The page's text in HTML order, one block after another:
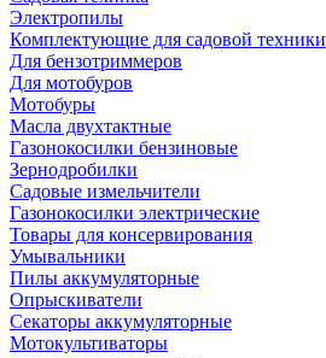
Электропилы
Комплектующие для садовой техники
Для бензотриммеров
Для мотобуров
Мотобуры
Масла двухтактные
Газонокосилки бензиновые
Зернодробилки
Садовые измельчители
Газонокосилки электрические
Товары для консервирования
Умывальники
Пилы аккумуляторные
Опрыскиватели
Секаторы аккумуляторные
Мотокультиваторы